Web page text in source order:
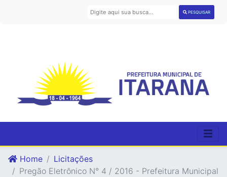
PESQUISAR
Home
Licitações
Pregão Eletrônico N° 4 / 2016 - Prefeitura Municipal